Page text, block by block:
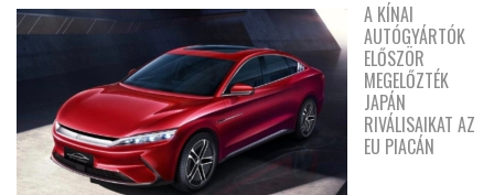
A KÍNAI
AUTÓGYÁRTÓK
ELŐSZÖR
MEGELŐZTÉK
JAPÁN
RIVÁLISAIKAT AZ
EU PIACÁN